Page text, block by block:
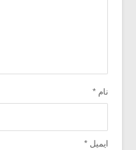
نام *
ایمیل *